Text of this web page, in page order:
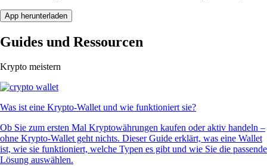
App herunterladen
Guides und Ressourcen
Krypto meistern
Was ist eine Krypto-Wallet und wie funktioniert sie?
Ob Sie zum ersten Mal Kryptowährungen kaufen oder aktiv handeln –
ohne Krypto-Wallet geht nichts. Dieser Guide erklärt, was eine Wallet
ist, wie sie funktioniert, welche Typen es gibt und wie Sie die passende
Lösung auswählen.